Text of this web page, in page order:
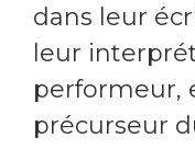
dans leur
leur
performeur,
précurseur